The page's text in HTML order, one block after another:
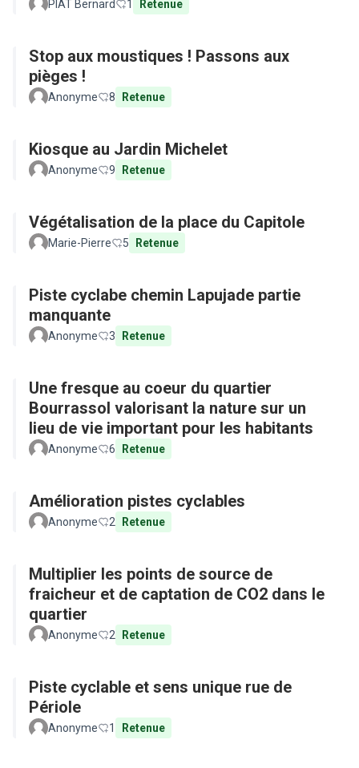
PIAT Bernard 1 Retenue
Stop aux moustiques ! Passons aux
pièges !
Anonyme 8 Retenue
Kiosque au Jardin Michelet
Anonyme 9 Retenue
Végétalisation de la place du Capitole
Marie-Pierre 5 Retenue
Piste cyclabe chemin Lapujade partie
manquante
Anonyme 3 Retenue
Une fresque au coeur du quartier
Bourrassol valorisant la nature sur un
lieu de vie important pour les habitants
Anonyme 6 Retenue
Amélioration pistes cyclables
Anonyme 2 Retenue
Multiplier les points de source de
fraicheur et de captation de CO2 dans le
quartier
Anonyme 2 Retenue
Piste cyclable et sens unique rue de
Périole
Anonyme 1 Retenue